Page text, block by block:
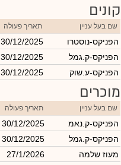
קונים
שם בעל עניין תאריך פעולה
הפניקס-נוסטרו 30/12/2025
הפניקס-ק.גמל
30/12/2025
הפניקס-ע.שוק
30/12/2025
מוכרים
שם בעל עניין תאריך פעולה
הפניקס-ק.נאמ 30/12/2025
הפניקס-ק.גמל
30/12/2025
מעוז שלמה
27/1/2026